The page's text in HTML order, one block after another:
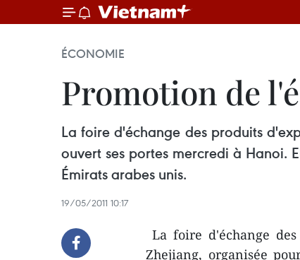
ÉCONOMIE
Promotion de
La foire d'échange des produits
ouvert ses portes mercredi à Hanoi.
Émirats arabes unis.
19/05/2011 10:17
La foire d'échange
Zhejiang, organisée